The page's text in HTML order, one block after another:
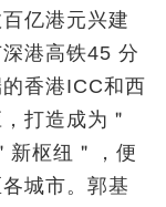
亿港元兴建
港高铁45 分
香港ICC和西
打造成为＂
新枢纽＂，便
城市。郭基